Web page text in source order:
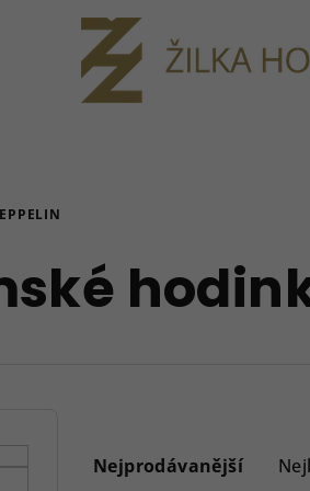
a
Nejprodávanější